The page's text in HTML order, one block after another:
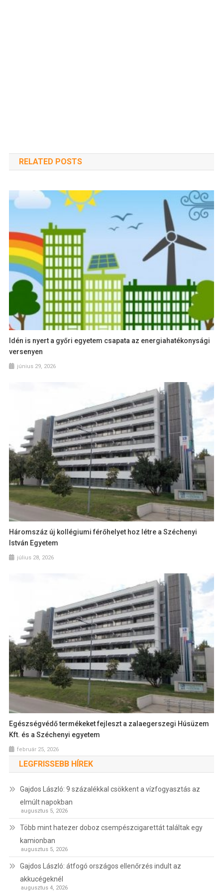
RELATED POSTS
Idén is nyert a győri egyetem csapata az energiahatékonysági
versenyen
június 29, 2026
Háromszáz új kollégiumi férőhelyet hoz létre a Széchenyi
István Egyetem
július 28, 2026
Egészségvédő termékeket fejleszt a zalaegerszegi Húsüzem
Kft. és a Széchenyi egyetem
február 25, 2026
LEGFRISSEBB HÍREK
Gajdos László: 9 százalékkal csökkent a vízfogyasztás az
elmúlt napokban
augusztus 5, 2026
Több mint hatezer doboz csempészcigarettát találtak egy
kamionban
augusztus 5, 2026
Gajdos László: átfogó országos ellenőrzés indult az
akkucégeknél
augusztus 4, 2026